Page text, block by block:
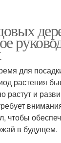
для
растения
растут и
чтобы
в будущем.